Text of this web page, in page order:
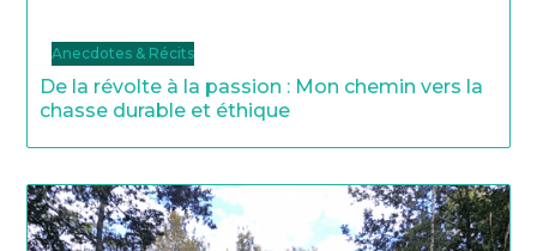
Anecdotes & Récits
De la révolte à la passion : Mon chemin vers la
chasse durable et éthique